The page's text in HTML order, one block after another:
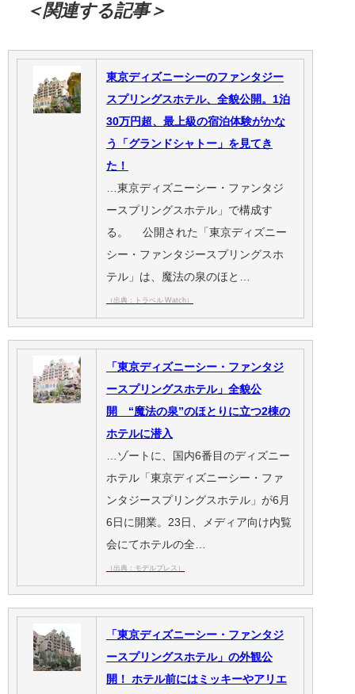
＜関連する記事＞
東京ディズニーシーのファンタジー
スプリングスホテル、全貌公開。1泊
30万円超、最上級の宿泊体験がかな
う「グランドシャトー」を見てき
た！
…東京ディズニーシー・ファンタジ
ースプリングスホテル」で構成す
る。 公開された「東京ディズニー
シー・ファンタジースプリングスホ
テル」は、魔法の泉のほと…
（出典：トラベル Watch）
「東京ディズニーシー・ファンタジ
ースプリングスホテル」全貌公
開 “魔法の泉”のほとりに立つ2棟の
ホテルに潜入
…ゾートに、国内6番目のディズニー
ホテル「東京ディズニーシー・ファ
ンタジースプリングスホテル」が6月
6日に開業。23日、メディア向け内覧
会にてホテルの全…
（出典：モデルプレス）
「東京ディズニーシー・ファンタジ
ースプリングスホテル」の外観公
開！ ホテル前にはミッキーやアリエ